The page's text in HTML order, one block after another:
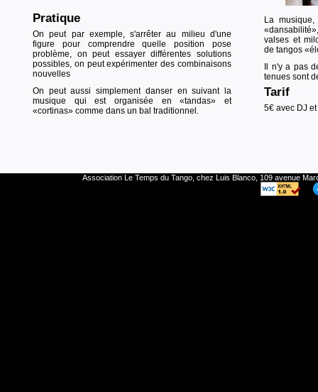
Pratique
On peut par exemple, s'arrêter au milieu d'une
figure pour comprendre quelle position pose
problème, on peut essayer différentes solutions
possibles, on peut expérimenter des combinaisons
nouvelles
On peut aussi simplement danser en suivant la
musique qui est organisée en «tandas» et
«cortinas» comme dans un bal traditionnel.
La
valses et
de tangos
Il n'y a pas
tenues sont
Tarif
5€ avec DJ
Association Le Temps du Tango, chez Luis Blanco, 109 avenue